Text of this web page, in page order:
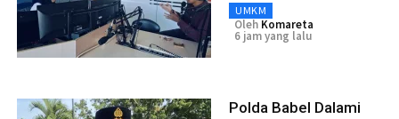
UMKM
Oleh Komareta
6 jam yang lalu
Polda Babel Dalami